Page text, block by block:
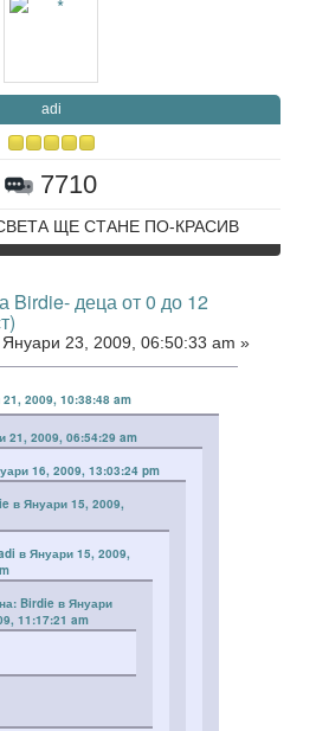
adi
7710
ЩЕ СТАНЕ ПО-КРАСИВ
Birdie- деца от 0 до 12
Януари 23, 2009, 06:50:33 am »
2009, 10:38:48 am
21, 2009, 06:54:29 am
16, 2009, 13:03:24 pm
в Януари 15, 2009,
в Януари 15, 2009,
Birdie в Януари
11:17:21 am